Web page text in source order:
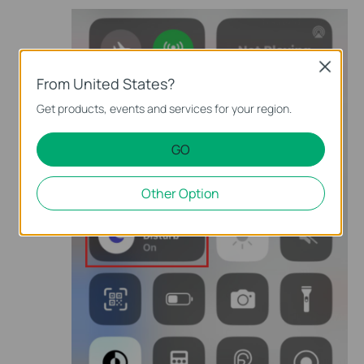
From United States?
Get products, events and services for your region.
GO
Other Option
Close